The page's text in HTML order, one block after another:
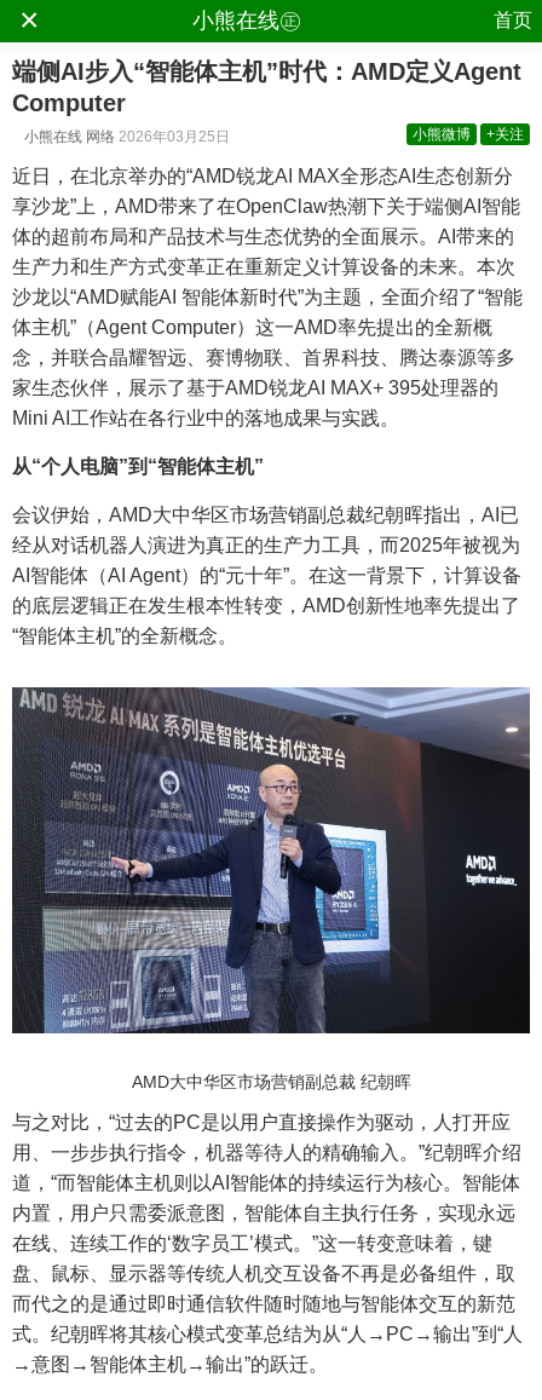
× 小熊在线㊣ 首页
端侧AI步入“智能体主机”时代：AMD定义Agent
Computer
小熊在线 网络 2026年03月25日 小熊微博 +关注
近日，在北京举办的“AMD锐龙AI MAX全形态AI生态创新分
享沙龙”上，AMD带来了在OpenClaw热潮下关于端侧AI智能
体的超前布局和产品技术与生态优势的全面展示。AI带来的
生产力和生产方式变革正在重新定义计算设备的未来。本次
沙龙以“AMD赋能AI 智能体新时代”为主题，全面介绍了“智能
体主机”（Agent Computer）这一AMD率先提出的全新概
念，并联合晶耀智远、赛博物联、首界科技、腾达泰源等多
家生态伙伴，展示了基于AMD锐龙AI MAX+ 395处理器的
Mini AI工作站在各行业中的落地成果与实践。
从“个人电脑”到“智能体主机”
会议伊始，AMD大中华区市场营销副总裁纪朝晖指出，AI已
经从对话机器人演进为真正的生产力工具，而2025年被视为
AI智能体（AI Agent）的“元十年”。在这一背景下，计算设备
的底层逻辑正在发生根本性转变，AMD创新性地率先提出了
“智能体主机”的全新概念。
AMD大中华区市场营销副总裁 纪朝晖
与之对比，“过去的PC是以用户直接操作为驱动，人打开应
用、一步步执行指令，机器等待人的精确输入。”纪朝晖介绍
道，“而智能体主机则以AI智能体的持续运行为核心。智能体
内置，用户只需委派意图，智能体自主执行任务，实现永远
在线、连续工作的‘数字员工’模式。”这一转变意味着，键
盘、鼠标、显示器等传统人机交互设备不再是必备组件，取
而代之的是通过即时通信软件随时随地与智能体交互的新范
式。纪朝晖将其核心模式变革总结为从“人→PC→输出”到“人
→意图→智能体主机→输出”的跃迁。